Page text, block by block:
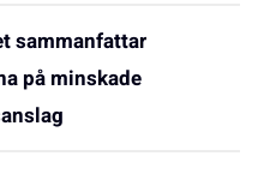
sammanfattar
på minskade